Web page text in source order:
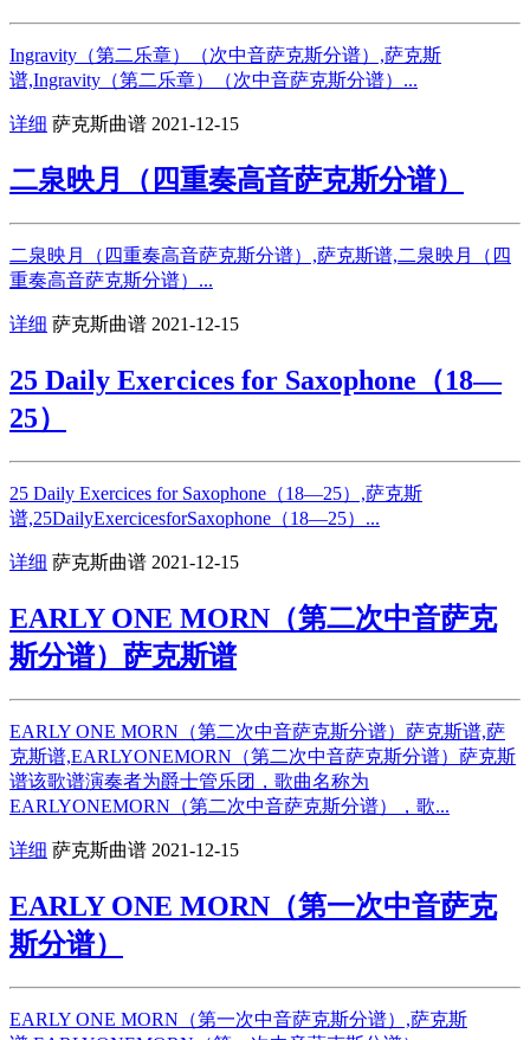
Ingravity（第二乐章）（次中音萨克斯分谱）,萨克斯
谱,Ingravity（第二乐章）（次中音萨克斯分谱）...
详细 萨克斯曲谱 2021-12-15
二泉映月（四重奏高音萨克斯分谱）
二泉映月（四重奏高音萨克斯分谱）,萨克斯谱,二泉映月（四
重奏高音萨克斯分谱）...
详细 萨克斯曲谱 2021-12-15
25 Daily Exercices for Saxophone（18—
25）
25 Daily Exercices for Saxophone（18—25）,萨克斯
谱,25DailyExercicesforSaxophone（18—25）...
详细 萨克斯曲谱 2021-12-15
EARLY ONE MORN（第二次中音萨克
斯分谱）萨克斯谱
EARLY ONE MORN（第二次中音萨克斯分谱）萨克斯谱,萨
克斯谱,EARLYONEMORN（第二次中音萨克斯分谱）萨克斯
谱该歌谱演奏者为爵士管乐团，歌曲名称为
EARLYONEMORN（第二次中音萨克斯分谱），歌...
详细 萨克斯曲谱 2021-12-15
EARLY ONE MORN（第一次中音萨克
斯分谱）
EARLY ONE MORN（第一次中音萨克斯分谱）,萨克斯